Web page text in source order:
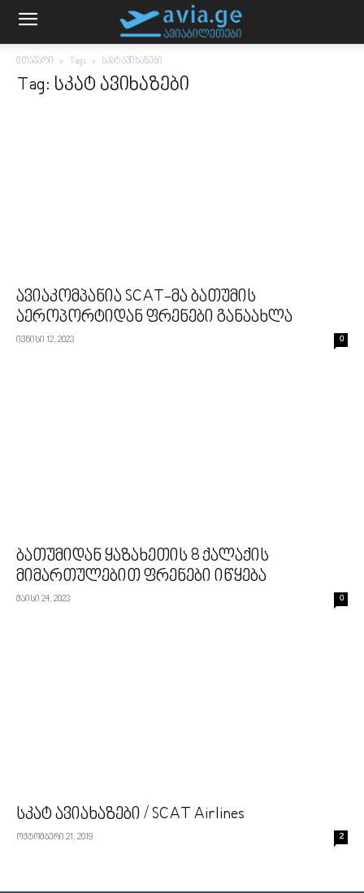
მთავარი Tags სკატ ავიხაზები
Tag: სკატ ავიხაზები
ავიაკომპანია SCAT-მა ბათუმის
აეროპორტიდან ფრენები განაახლა
ივნისი 12, 2023 0
ბათუმიდან ყაზახეთის 8 ქალაქის
მიმართულებით ფრენები იწყება
მაისი 24, 2023 0
სკატ ავიახაზები / SCAT Airlines
ოქტომბერი 21, 2019 2